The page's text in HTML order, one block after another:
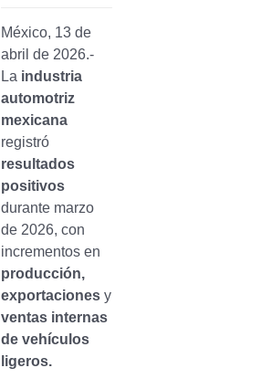
México, 13 de
abril de 2026.-
La industria
automotriz
mexicana
registró
resultados
positivos
durante marzo
de 2026, con
incrementos en
producción,
exportaciones y
ventas internas
de vehículos
ligeros.